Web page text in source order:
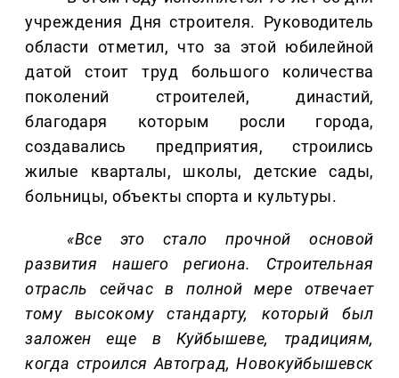
учреждения Дня строителя. Руководитель
области отметил, что за этой юбилейной
датой стоит труд большого количества
поколений строителей, династий,
благодаря которым росли города,
создавались предприятия, строились
жилые кварталы, школы, детские сады,
больницы, объекты спорта и культуры.
«Все это стало прочной основой
развития нашего региона. Строительная
отрасль сейчас в полной мере отвечает
тому высокому стандарту, который был
заложен еще в Куйбышеве, традициям,
когда строился Автоград, Новокуйбышевск